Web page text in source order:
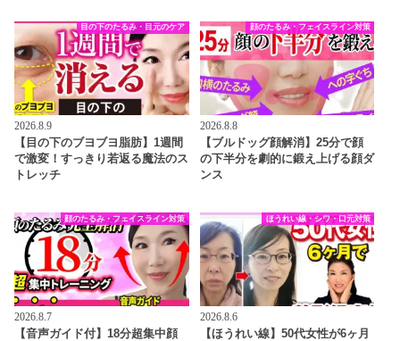
目の下のたるみ・目元のケア
2026.8.9
【目の下のブヨブヨ脂肪】1週間
で激変！すっきり若返る魔法のス
トレッチ
顔のたるみ・フェイスライン対策
2026.8.8
【ブルドッグ顔解消】25分で顔
の下半分を劇的に鍛え上げる顔ダ
ンス
顔のたるみ・フェイスライン対策
2026.8.7
【音声ガイド付】18分超集中顔
ほうれい線・シワ・口元対策
2026.8.6
【ほうれい線】50代女性が6ヶ月